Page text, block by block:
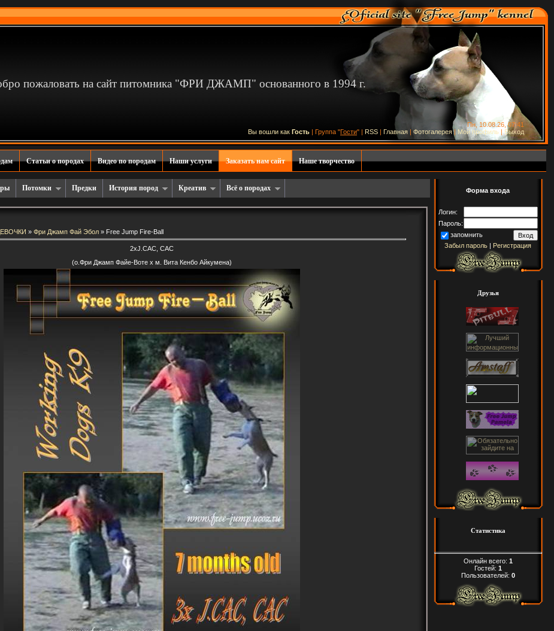
пожаловать на сайт питомника "ФРИ ДЖАМП" основанного в 1994 г.
Пн, 10.08.26, 07:41
Вы вошли как Гость | Группа "Гости" | RSS | Главная |Фотогалерея| Мой профиль | Выход
Статьи о породах Видео по породам Наши услуги Заказать нам сайт Наше творчество
Потомки Предки История пород Креатив Всё о породах
» Фри Джамп Фай Эбол» Free Jump Fire-Ball
2xJ.CAC, CAC
(о.Фри Джамп Файе-Воте х м. Вита Кенбо Айкумена)
Форма входа
Логин:
Пароль:
запомнить
Забыл пароль | Регистрация
Друзья
Статистика
Онлайн всего: 1
Гостей: 1
Пользователей: 0